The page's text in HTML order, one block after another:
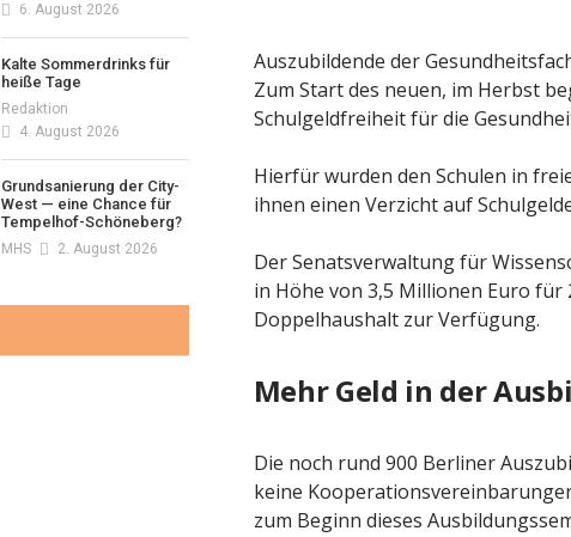
Auszubildende der
Zum Start des neuen, im Herbst
Schulgeldfreiheit für die
Hierfür wurden den Schulen in
ihnen einen Verzicht auf
Der Senatsverwaltung für
in Höhe von 3,5 Millionen Euro
Doppelhaushalt zur Verfügung.
Mehr Geld in der
Die noch rund 900 Berliner
keine
zum Beginn dieses
6. August 2026
Kalte Sommerdrinks für
heiße Tage
Redaktion
4. August 2026
Grundsanierung der City-
West — eine Chance für
Tempelhof-Schöneberg?
MHS 2. August 2026